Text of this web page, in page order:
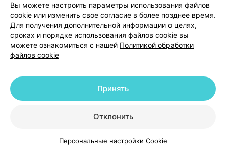
КаталогКорзинаИзбранноеПрофиль
уменьшенным объемом крови в организме.
Существует возможный риск проявления
нефротоксичности, если НПВС назначают вместе с
такролимусом. Одновременное назначение вместе
с диуретиками может приводить к ослаблению
нефротоксичности НПВС. Как и со всеми НПВС, с
осторожностью одновременно назначают
кортикостероидные средства из-за повышенного
риска возникновения желудочно-кишечных язв или
развития желудочно-кишечного кровотечения,
Вы можете настроить параметры использования файлов
cookie или изменить свое согласие в более позднее время.
Для получения дополнительной информации о целях,
сроках и порядке использования файлов cookie вы
можете ознакомиться с нашей Политикой обработки
файлов cookie
Отклонить
Принять
Персональные настройки Cookie